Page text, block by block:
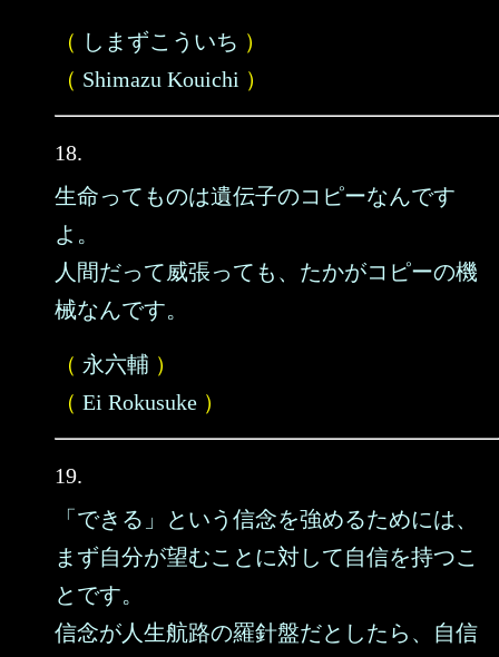
（ しまずこういち ）
（ Shimazu Kouichi ）
18.
生命ってものは遺伝子のコピーなんです
よ。
人間だって威張っても、たかがコピーの機
械なんです。
（ 永六輔 ）
（ Ei Rokusuke ）
19.
「できる」という信念を強めるためには、
まず自分が望むことに対して自信を持つこ
とです。
信念が人生航路の羅針盤だとしたら、自信